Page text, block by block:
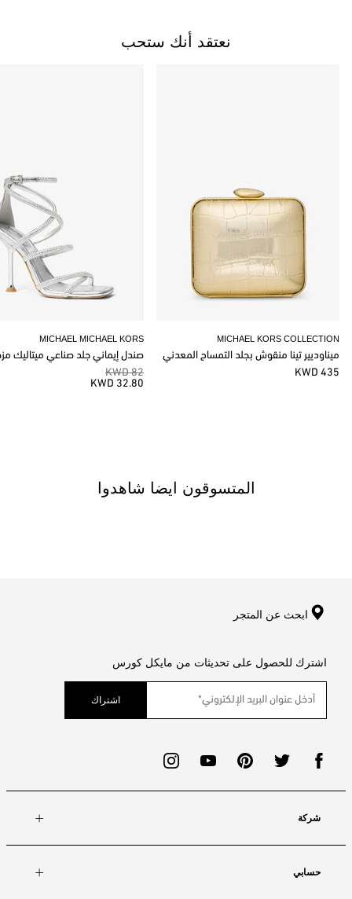
نعتقد أنك ستحب
MICHAEL MICHAEL KORS
صندل إيماني جلد صناعي ميتاليك
82 KWD
32.80 KWD
MICHAEL KORS COLLECTION
ميناوديير تينا منقوش بجلد التمساح المعدني
435 KWD
المتسوقون ايضا شاهدوا
ابحث عن المتجر
اشترك للحصول على تحديثات من مايكل كورس
اشتراك
شركة
حسابي